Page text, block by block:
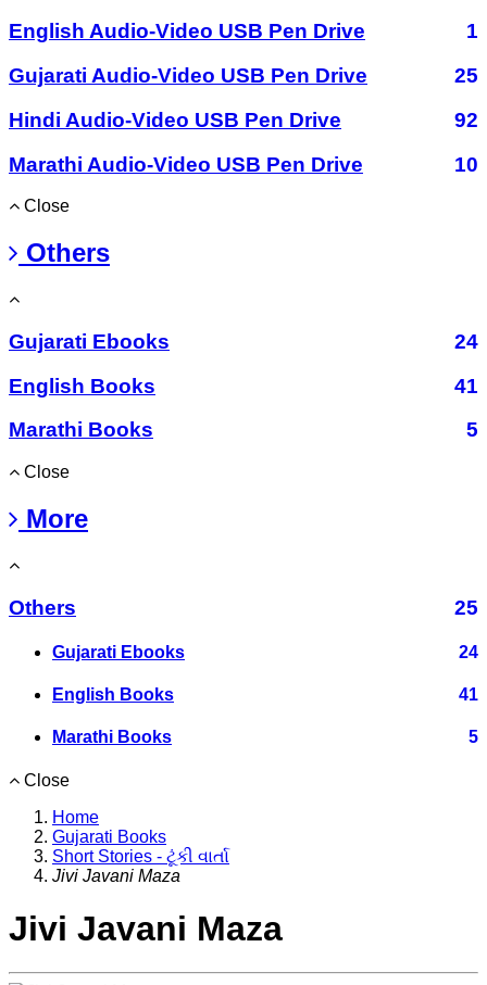
English Audio-Video USB Pen Drive
1
Gujarati Audio-Video USB Pen Drive
25
Hindi Audio-Video USB Pen Drive
92
Marathi Audio-Video USB Pen Drive
10
Close
Others
Gujarati Ebooks
24
English Books
41
Marathi Books
5
Close
More
Others 25
Gujarati Ebooks 24
English Books 41
Marathi Books 5
Close
Home
Gujarati Books
Short Stories - ટૂંકી વાર્તા
Jivi Javani Maza
Jivi Javani Maza